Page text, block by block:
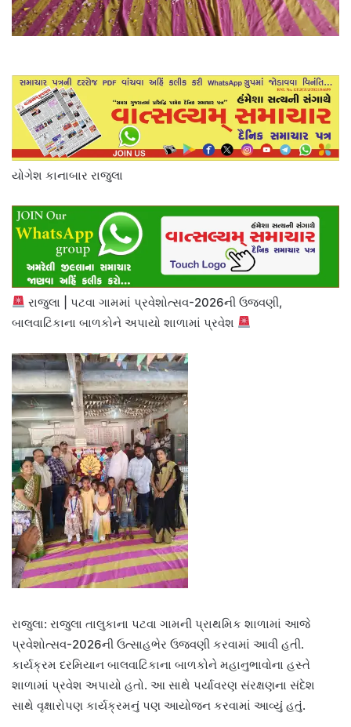
યોગેશ કાનાબાર રાજુલા
રાજુલા | પટવા ગામમાં પ્રવેશોત્સવ-2026ની ઉજવણી,
બાલવાટિકાના બાળકોને અપાયો શાળામાં પ્રવેશ
રાજુલા: રાજુલા તાલુકાના પટવા ગામની પ્રાથમિક શાળામાં આજે
પ્રવેશોત્સવ-2026ની ઉત્સાહભેર ઉજવણી કરવામાં આવી હતી.
કાર્યક્રમ દરમિયાન બાલવાટિકાના બાળકોને મહાનુભાવોના હસ્તે
શાળામાં પ્રવેશ અપાયો હતો. આ સાથે પર્યાવરણ સંરક્ષણના સંદેશ
સાથે વૃક્ષારોપણ કાર્યક્રમનું પણ આયોજન કરવામાં આવ્યું હતું.